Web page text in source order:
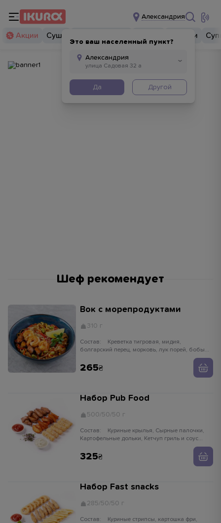
Александрия
Это ваш населенный пункт?
Да Другой
Акции Суши Закуски
Шеф рекомендует
Вок с морепродуктами
310 г
Состав:
болгарский перец, морковь, лук порей, бобы
устричный соус, кунжут белый, лапша рисовая
265
Набор Pub Food
500/50/50 г
Состав:
Картофельные дольки, Кетчуп гриль и соус
325
Набор Fast snacks
285/50/50 г
Состав: